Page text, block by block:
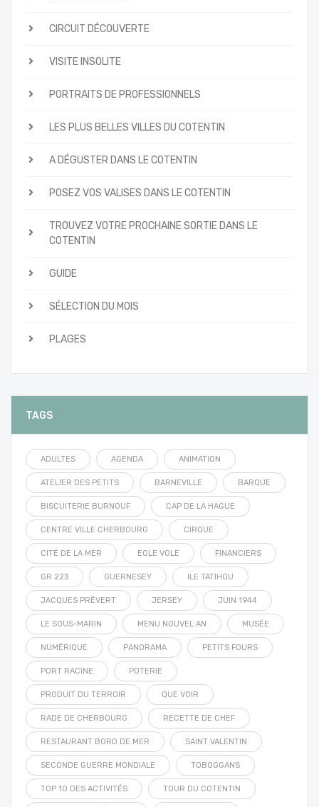
CIRCUIT DÉCOUVERTE
VISITE INSOLITE
PORTRAITS DE PROFESSIONNELS
LES PLUS BELLES VILLES DU COTENTIN
A DÉGUSTER DANS LE COTENTIN
POSEZ VOS VALISES DANS LE COTENTIN
TROUVEZ VOTRE PROCHAINE SORTIE DANS LE
COTENTIN
GUIDE
SÉLECTION DU MOIS
PLAGES
TAGS
ADULTES AGENDA ANIMATION
ATELIER DES PETITS BARNEVILLE BARQUE
BISCUITERIE BURNOUF CAP DE LA HAGUE
CENTRE VILLE CHERBOURG CIRQUE
CITÉ DE LA MER EOLE VOLE FINANCIERS
GR 223 GUERNESEY ILE TATIHOU
JACQUES PRÉVERT JERSEY JUIN 1944
LE SOUS-MARIN MENU NOUVEL AN MUSÉE
NUMÉRIQUE PANORAMA PETITS FOURS
PORT RACINE POTERIE
PRODUIT DU TERROIR QUE VOIR
RADE DE CHERBOURG RECETTE DE CHEF
RESTAURANT BORD DE MER SAINT VALENTIN
SECONDE GUERRE MONDIALE TOBOGGANS
TOP 10 DES ACTIVITÉS TOUR DU COTENTIN